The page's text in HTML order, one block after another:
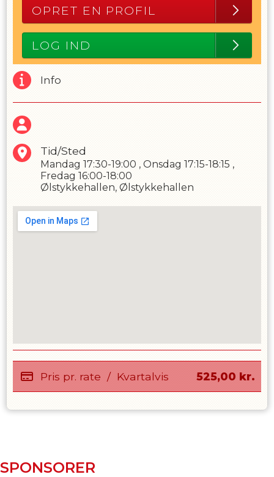
OPRET EN PROFIL
LOG IND
Info
Tid/Sted
Mandag 17:30-19:00 , Onsdag 17:15-18:15 ,
Fredag 16:00-18:00
Ølstykkehallen, Ølstykkehallen
Pris pr. rate / Kvartalvis 525,00 kr.
SPONSORER